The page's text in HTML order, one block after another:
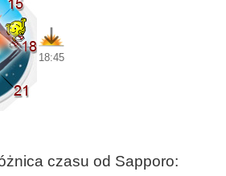
18:45
czasu od Sapporo: